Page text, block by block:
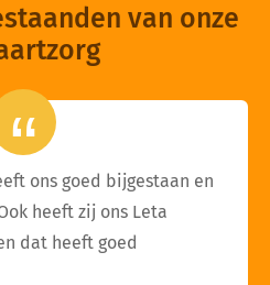
van onze
ons goed bijgestaan en
heeft zij ons Leta
dat heeft goed